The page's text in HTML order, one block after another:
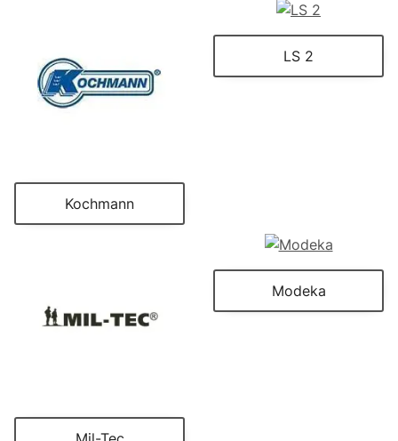
Kochmann
LS 2
Modeka